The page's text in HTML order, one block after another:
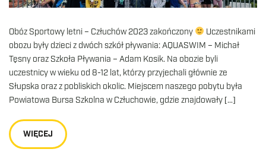
Obóz Sportowy letni – Człuchów 2023 zakończony
Uczestnikami
obozu były dzieci z dwóch szkół pływania: AQUASWIM – Michał
Tęsny oraz Szkoła Pływania – Adam Kosik. Na obozie byli
uczestnicy w wieku od 8-12 lat, którzy przyjechali głównie ze
Słupska oraz z pobliskich okolic. Miejscem naszego pobytu była
Powiatowa Bursa Szkolna w Człuchowie, gdzie znajdowały […]
WIĘCEJ